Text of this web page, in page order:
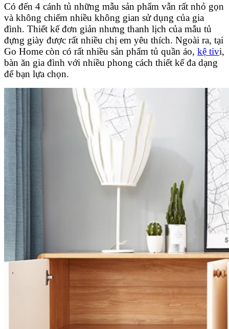
Có đến 4 cánh tủ những mẫu sản phẩm vẫn rất nhỏ gọn
và không chiếm nhiều không gian sử dụng của gia
đình. Thiết kế đơn giản nhưng thanh lịch của mẫu tủ
đựng giày được rất nhiều chị em yêu thích. Ngoài ra, tại
Go Home còn có rất nhiều sản phẩm tủ quần áo, kệ tivi,
bàn ăn gia đình với nhiều phong cách thiết kế đa dạng
để bạn lựa chọn.